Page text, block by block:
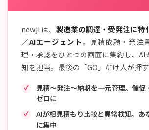
newji は、 製造業の調達・受発注に特
／AIエージェント。見積依頼・発注
理・承認をひとつの画面に集約し、AI
知を担当。最後の「GO」だけ人が押す
見積〜発注〜納期を一元管理。催促
ゼロに
AIが相見積もり比較と異常検知。あ
に集中